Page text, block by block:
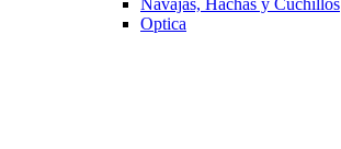
Navajas, Hachas y Cuchillos
Optica